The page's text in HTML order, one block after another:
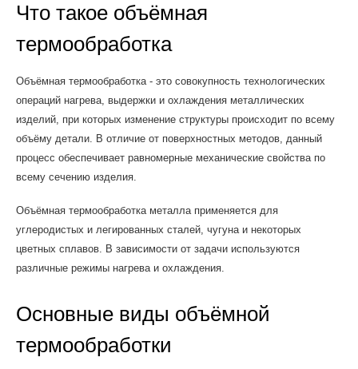
Что такое объёмная
термообработка
Объёмная термообработка - это совокупность технологических
операций нагрева, выдержки и охлаждения металлических
изделий, при которых изменение структуры происходит по всему
объёму детали. В отличие от поверхностных методов, данный
процесс обеспечивает равномерные механические свойства по
всему сечению изделия.
Объёмная термообработка металла применяется для
углеродистых и легированных сталей, чугуна и некоторых
цветных сплавов. В зависимости от задачи используются
различные режимы нагрева и охлаждения.
Основные виды объёмной
термообработки